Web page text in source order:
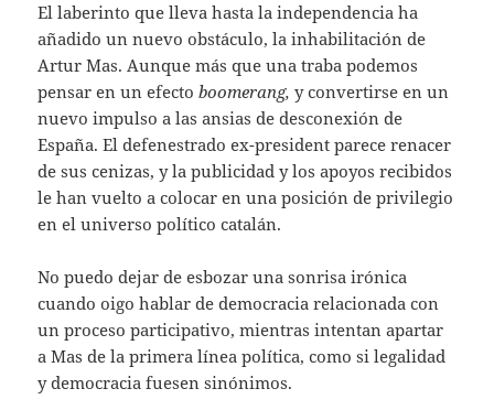
El laberinto que lleva hasta la independencia ha
añadido un nuevo obstáculo, la inhabilitación de
Artur Mas. Aunque más que una traba podemos
pensar en un efectoboomerang, y convertirse en un
nuevo impulso a las ansias de desconexión de
España. El defenestrado ex-president parece renacer
de sus cenizas, y la publicidad y los apoyos recibidos
le han vuelto a colocar en una posición de privilegio
en el universo político catalán.
No puedo dejar de esbozar una sonrisa irónica
cuando oigo hablar de democracia relacionada con
un proceso participativo, mientras intentan apartar
a Mas de la primera línea política, como si legalidad
y democracia fuesen sinónimos.